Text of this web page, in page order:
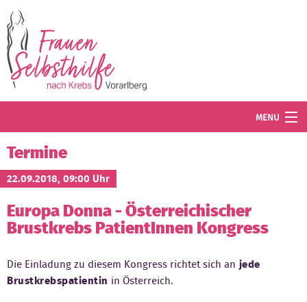
MENU
Termine
Blog
Angebot
Wissenswertes
Der Verein
Termine
22.09.2018, 09:00 Uhr
Europa Donna - Österreichischer
Brustkrebs PatientInnen Kongress
Die Einladung zu diesem Kongress richtet sich an jede
Brustkrebspatientin in Österreich.